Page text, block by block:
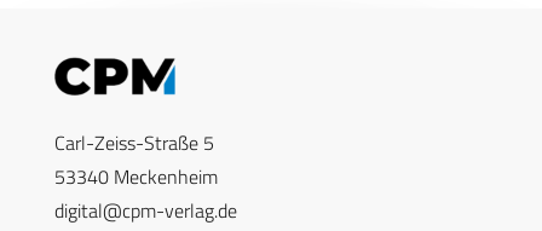
Carl-Zeiss-Straße 5
53340 Meckenheim
digital@cpm-verlag.de